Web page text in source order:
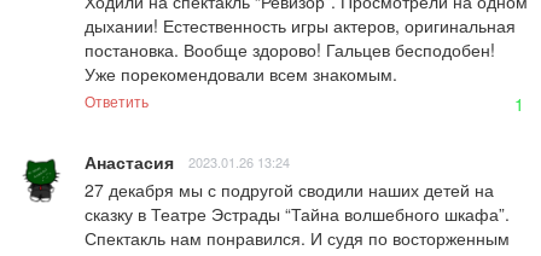
дыхании! Естественность игры актеров, оригинальная
постановка. Вообще здорово! Гальцев бесподобен!
Уже порекомендовали всем знакомым.
Ответить 1
Анастасия 2023.01.26 13:24
27 декабря мы с подругой сводили наших детей на
сказку в Театре Эстрады “Тайна волшебного шкафа”.
Спектакль нам понравился. И судя по восторженным